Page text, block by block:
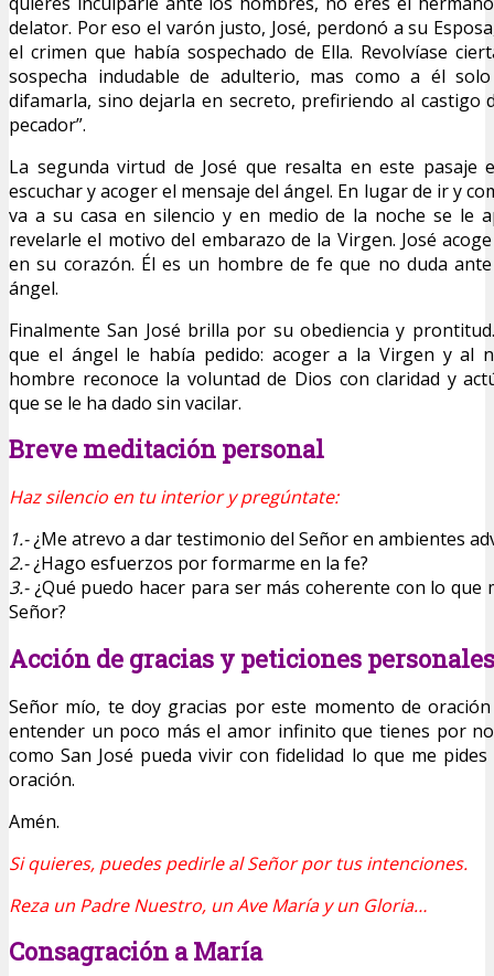
delator. Por eso el varón justo, José, perdonó a su
el crimen que había sospechado de Ella. Revolvíase
sospecha indudable de adulterio, mas como a él
difamarla, sino dejarla en secreto, prefiriendo al castigo
pecador”.
La segunda virtud de José que resalta en este pasaje
escuchar y acoger el mensaje del ángel. En lugar de ir y
va a su casa en silencio y en medio de la noche se le
revelarle el motivo del embarazo de la Virgen. José
en su corazón. Él es un hombre de fe que no duda
ángel.
Finalmente San José brilla por su obediencia y
que el ángel le había pedido: acoger a la Virgen y al
hombre reconoce la voluntad de Dios con claridad y
que se le ha dado sin vacilar.
Breve meditación personal
Haz silencio en tu interior y pregúntate:
1.-¿Me atrevo a dar testimonio del Señor en ambientes
2.-¿Hago esfuerzos por formarme en la fe?
3.-¿Qué puedo hacer para ser más coherente con lo que
Señor?
Acción de gracias y peticiones personales
Señor mío, te doy gracias por este momento de
entender un poco más el amor infinito que tienes por
como San José pueda vivir con fidelidad lo que me
oración.
Amén.
Si quieres, puedes pedirle al Señor por tus intenciones.
Reza un Padre Nuestro, un Ave María y un Gloria…
Consagración a María